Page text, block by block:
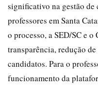
significativo na gestão de
professores em Santa
o processo, a SED/SC e
transparência, redução
candidatos. Para o
funcionamento da